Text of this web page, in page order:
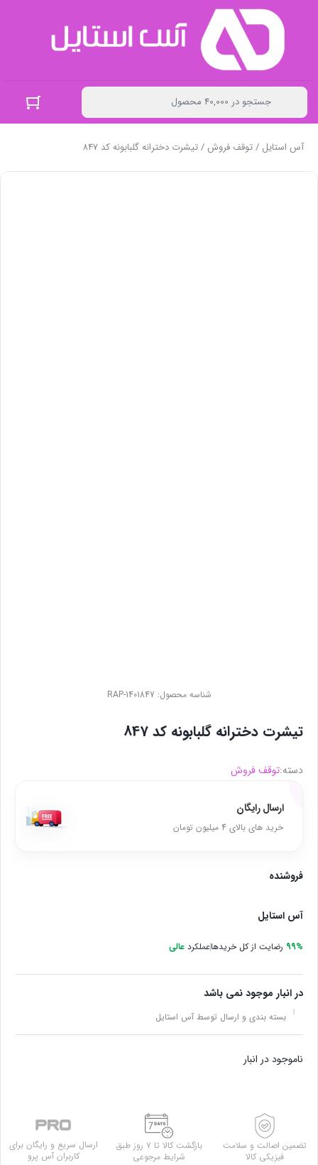
آس استایل /توقف فروش/ تیشرت دخترانه گلبابونه کد 847
شناسه محصول: RAP-1401847
تیشرت دخترانه گلبابونه کد 847
دسته:توقف فروش
ارسال رایگان
خرید های بالای 4 میلیون تومان
فروشنده
آس استایل
99% رضایت از کل خریدهاعملکرد عالی
در انبار موجود نمی باشد
بسته بندی و ارسال توسط آس استایل
ناموجود در انبار
تضمین اصالت و سلامت
فیزیکی کالا
بازگشت کالا تا ۷ روز طبق
شرایط مرجوعی
ارسال سریع و رایگان برای
کاربران آس پرو